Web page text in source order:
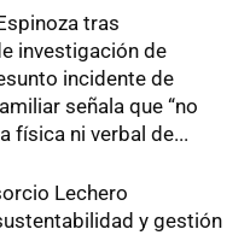
tras
investigación de
incidente de
señala que “no
física ni verbal de...
Lechero
y gestión